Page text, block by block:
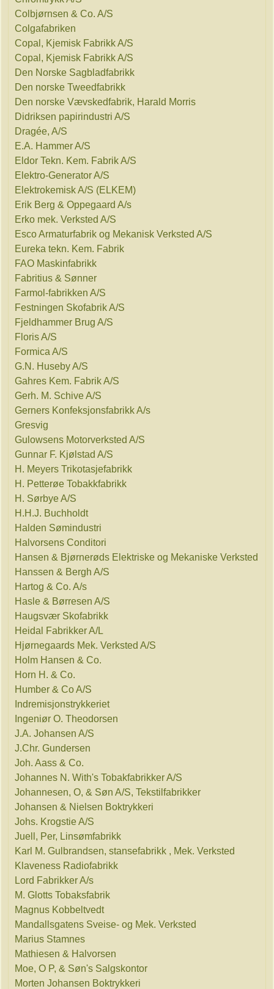
Colbjørnsen & Co. A/S
Colgafabriken
Copal, Kjemisk Fabrikk A/S
Copal, Kjemisk Fabrikk A/S
Den Norske Sagbladfabrikk
Den norske Tweedfabrikk
Den norske Vævskedfabrik, Harald Morris
Didriksen papirindustri A/S
Dragée, A/S
E.A. Hammer A/S
Eldor Tekn. Kem. Fabrik A/S
Elektro-Generator A/S
Elektrokemisk A/S (ELKEM)
Erik Berg & Oppegaard A/s
Erko mek. Verksted A/S
Esco Armaturfabrik og Mekanisk Verksted A/S
Eureka tekn. Kem. Fabrik
FAO Maskinfabrikk
Fabritius & Sønner
Farmol-fabrikken A/S
Festningen Skofabrik A/S
Fjeldhammer Brug A/S
Floris A/S
Formica A/S
G.N. Huseby A/S
Gahres Kem. Fabrik A/S
Gerh. M. Schive A/S
Gerners Konfeksjonsfabrikk A/s
Gresvig
Gulowsens Motorverksted A/S
Gunnar F. Kjølstad A/S
H. Meyers Trikotasjefabrikk
H. Petterøe Tobakkfabrikk
H. Sørbye A/S
H.H.J. Buchholdt
Halden Sømindustri
Halvorsens Conditori
Hansen & Bjørnerøds Elektriske og Mekaniske Verksted
Hanssen & Bergh A/S
Hartog & Co. A/s
Hasle & Børresen A/S
Haugsvær Skofabrikk
Heidal Fabrikker A/L
Hjørnegaards Mek. Verksted A/S
Holm Hansen & Co.
Horn H. & Co.
Humber & Co A/S
Indremisjonstrykkeriet
Ingeniør O. Theodorsen
J.A. Johansen A/S
J.Chr. Gundersen
Joh. Aass & Co.
Johannes N. With's Tobakfabrikker A/S
Johannesen, O, & Søn A/S, Tekstilfabrikker
Johansen & Nielsen Boktrykkeri
Johs. Krogstie A/S
Juell, Per, Linsømfabrikk
Karl M. Gulbrandsen, stansefabrikk , Mek. Verksted
Klaveness Radiofabrikk
Lord Fabrikker A/s
M. Glotts Tobaksfabrik
Magnus Kobbeltvedt
Mandallsgatens Sveise- og Mek. Verksted
Marius Stamnes
Mathiesen & Halvorsen
Moe, O P, & Søn's Salgskontor
Morten Johansen Boktrykkeri